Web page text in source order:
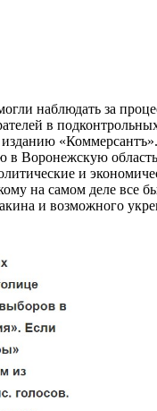
наблюдать за
в
Воронежскую
и
на самом деле
и возможного